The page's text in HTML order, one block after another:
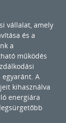
vállalat, amely
és a
a
működés
A
kihasználva
energiára